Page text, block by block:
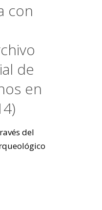
con
de
en
del